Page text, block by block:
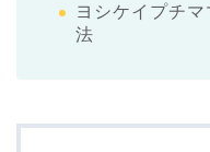
ヨシケイプチ
法